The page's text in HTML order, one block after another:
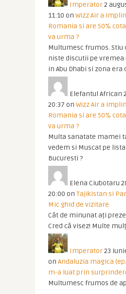
Imperator2
11:10 on Wizz Air a
Romania si are 50%
va urma ?
Multumesc frumos. Stiu
niste discutii pe vremea
in Abu Dhabi si zona era
Elefantul African
20:37 on Wizz Air a
Romania si are 50%
va urma ?
Multa sanatate mamei
vedem si Muscat pe
Bucuresti ?
Elena Ciubotaru
20:00 on Tajikistan si
Mic ghid de vizitare
Cât de minunat ați
Cred că visez! Multe
Imperator23
on Andaluzia magica
m-a luat prin
Multumesc frumos de